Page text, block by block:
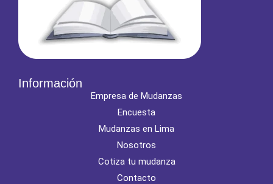
Información
Empresa de Mudanzas
Encuesta
Mudanzas en Lima
Nosotros
Cotiza tu mudanza
Contacto